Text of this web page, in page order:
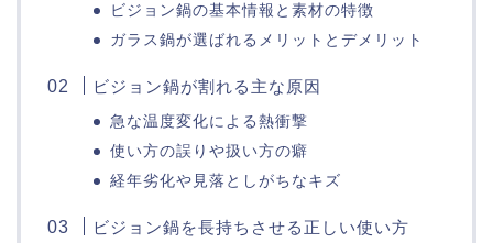
ビジョン鍋の基本情報と素材の特徴
ガラス鍋が選ばれるメリットとデメリット
ビジョン鍋が割れる主な原因
急な温度変化による熱衝撃
使い方の誤りや扱い方の癖
経年劣化や見落としがちなキズ
ビジョン鍋を長持ちさせる正しい使い方